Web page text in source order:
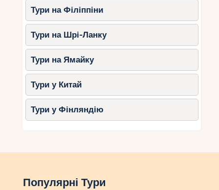
Тури на Філіппіни
Тури на Шрі-Ланку
Тури на Ямайку
Тури у Китай
Тури у Фінляндію
Популярні Тури